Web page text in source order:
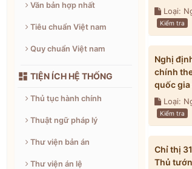
Văn bản hợp nhất
Tiêu chuẩn Việt nam
Quy chuẩn Việt nam
 TIỆN ÍCH HỆ THỐNG
Thủ tục hành chính
Thuật ngữ pháp lý
Thư viện bản án
Thư viện án lệ
Loại:
Kiểm tra
Nghị
chính
quốc
Loại:
Kiểm tra
Chỉ thị
Thủ